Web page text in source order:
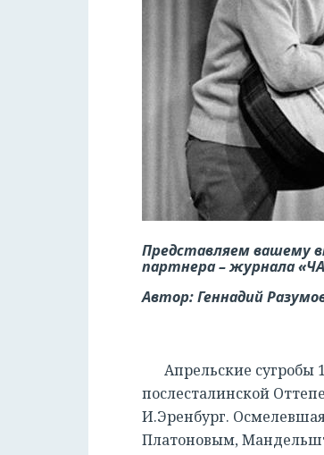
Представляем вашему
партнера – журнала
Автор: Геннадий
Апрельские сугробы
послесталинской
И.Эренбург.
Платоновым,